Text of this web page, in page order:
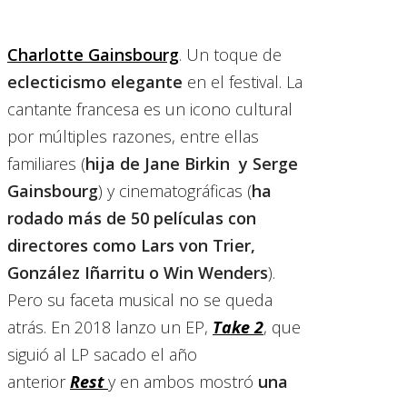
Charlotte Gainsbourg. Un toque de
eclecticismo elegante en el festival. La
cantante francesa es un icono cultural
por múltiples razones, entre ellas
familiares (hija de Jane Birkin y Serge
Gainsbourg) y cinematográficas (ha
rodado más de 50 películas con
directores como Lars von Trier,
González Iñarritu o Win Wenders).
Pero su faceta musical no se queda
atrás. En 2018 lanzo un EP, Take 2, que
siguió al LP sacado el año
anteriorResty en ambos mostró una